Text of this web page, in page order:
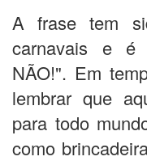
A frase tem
carnavais e é
NÃO!". Em
lembrar que
para todo
como